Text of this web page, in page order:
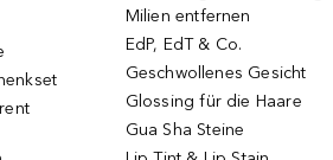
Milien entfernen
EdP, EdT & Co.
Geschwollenes Gesicht
Glossing für die Haare
Gua Sha Steine